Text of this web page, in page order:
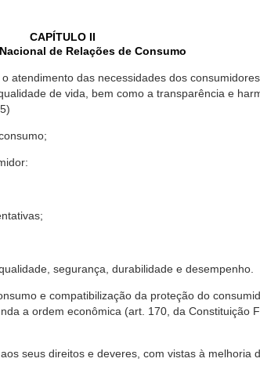
CAPÍTULO II
de Relações de Consumo
atendimento das necessidades dos
de vida, bem como a transparência e
segurança, durabilidade e desempenho.
e compatibilização da proteção do
a ordem econômica (art. 170, da Constituição
seus direitos e deveres, com vistas à melhoria